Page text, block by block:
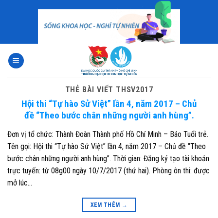
THẺ BÀI VIẾT THSV2017
Hội thi “Tự hào Sử Việt” lần 4, năm 2017 – Chủ
đề “Theo bước chân những người anh hùng”.
Đơn vị tổ chức: Thành Đoàn Thành phố Hồ Chí Minh – Báo Tuổi trẻ.
Tên gọi: Hội thi “Tự hào Sử Việt” lần 4, năm 2017 – Chủ đề “Theo
bước chân những người anh hùng”. Thời gian: Đăng ký tạo tài khoản
trực tuyến: từ 08g00 ngày 10/7/2017 (thứ hai). Phòng ôn thi: được
mở lúc…
XEM THÊM →